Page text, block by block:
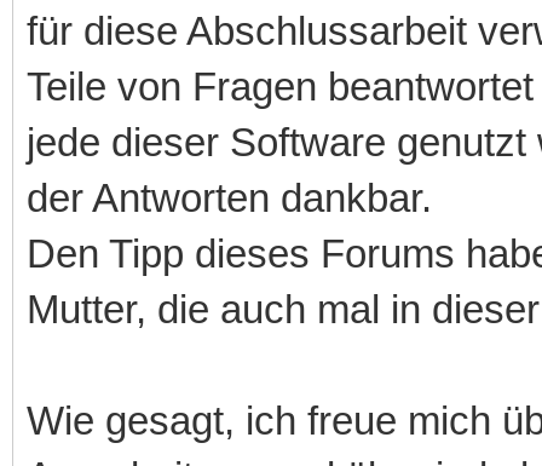
für diese Abschlussarbeit
Teile von Fragen
jede dieser Software
der Antworten dankbar.
Den Tipp dieses Forums
Mutter, die auch mal in
Wie gesagt, ich freue mich